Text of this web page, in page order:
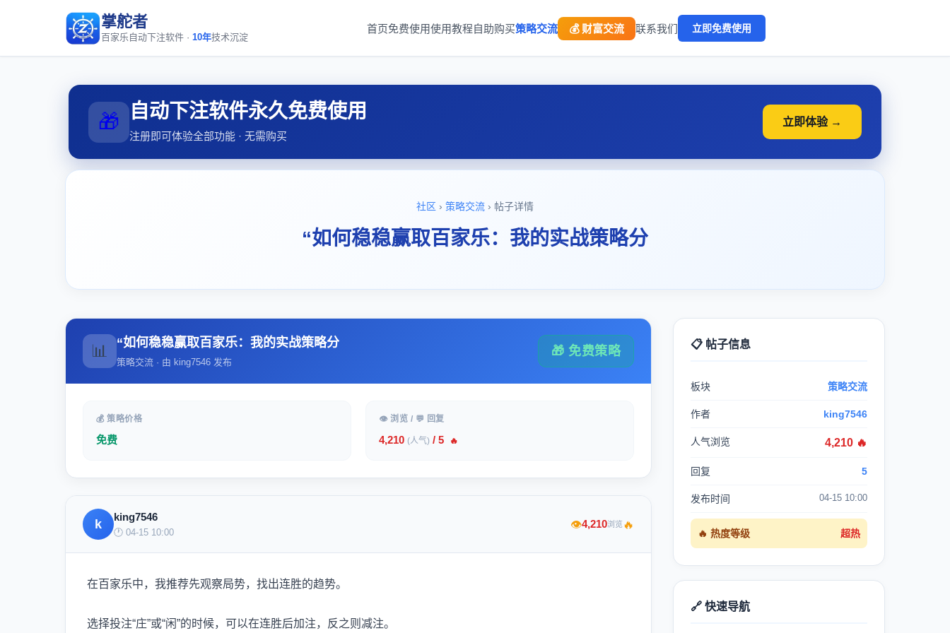
掌舵者
百家乐自动下注软件 · 10年技术沉淀
首页免费使用使用教程自助购买策略交流 💰 财富交流 联系我们 立即免费使用
🎁 自动下注软件永久免费使用
注册即可体验全部功能 · 无需购买
立即体验 →
社区 › 策略交流 › 帖子详情
“如何稳稳赢取百家乐：我的实战策略分
📊 “如何稳稳赢取百家乐：我的实战策略分
策略交流 · 由 king7546 发布
🎁 免费策略
💰 策略价格
免费
👁 浏览 / 💬 回复
4,210 (人气) / 5 🔥
k
king7546
🕐 04-15 10:00
👁4,210浏览🔥
在百家乐中，我推荐先观察局势，找出连胜的趋势。
选择投注“庄”或“闲”的时候，可以在连胜后加注，反之则减注。
📋 帖子信息
板块 策略交流
作者 king7546
人气浏览 4,210 🔥
回复 5
发布时间 04-15 10:00
🔥 热度等级 超热
🔗 快速导航